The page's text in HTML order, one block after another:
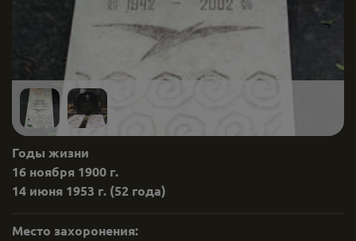
Годы жизни
16 ноября 1900 г.
14 июня 1953 г. (52 года)
Место захоронения: